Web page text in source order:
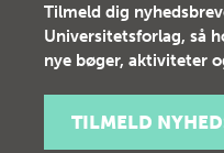
Tilmeld dig
Universitetsforlag, så
nye bøger, aktiviteter
TILMELD